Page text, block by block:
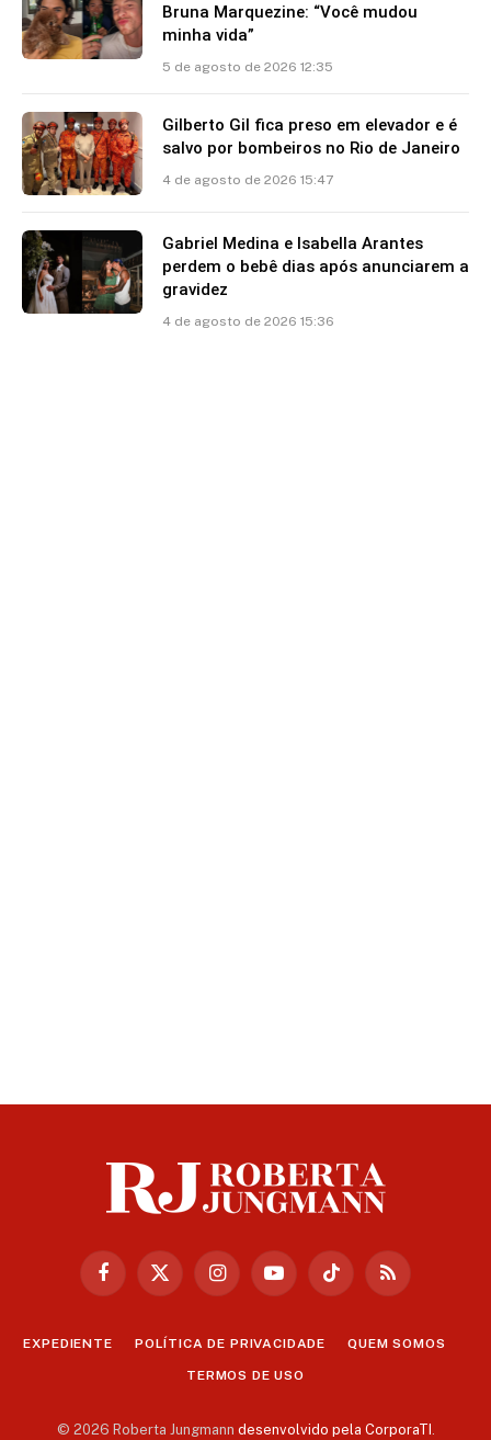
Bruna Marquezine: “Você mudou
minha vida”
5 de agosto de 2026 12:35
Gilberto Gil fica preso em elevador e é
salvo por bombeiros no Rio de Janeiro
4 de agosto de 2026 15:47
Gabriel Medina e Isabella Arantes
perdem o bebê dias após anunciarem a
gravidez
4 de agosto de 2026 15:36
Facebook
X
InstagramYouTubeTikTok RSS
EXPEDIENTE POLÍTICA DE PRIVACIDADE QUEM SOMOS
TERMOS DE USO
© 2026 Roberta Jungmann desenvolvido pela CorporaTI